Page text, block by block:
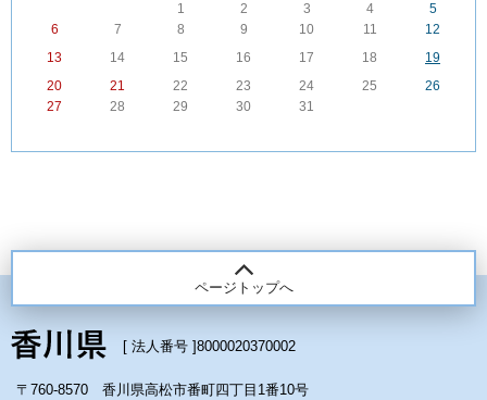
1 2 3 4
5
6
7 8 9 10 11
12
13
14 15 16 17 18
19
20
21 22 23 24 25
26
27
28 29 30 31
ページトップへ
[ 法人番号 ]8000020370002
〒760-8570 香川県高松市番町四丁目1番10号